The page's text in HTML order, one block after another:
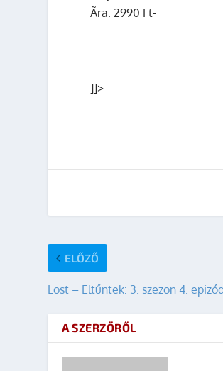
Ãra: 2990 Ft-
]]>
ELŐZŐ
Lost – Eltűntek: 3. szezon 4.
A SZERZŐRŐL